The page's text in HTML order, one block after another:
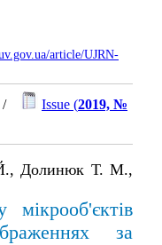
article/UJRN-
/ Issue (2019, №
Долинюк Т. М.,
мікрооб'єктів
за